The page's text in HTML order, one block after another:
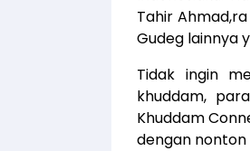
Tahir
Gudeg lainnya
Tidak ingin
khuddam,
Khuddam
dengan nonton